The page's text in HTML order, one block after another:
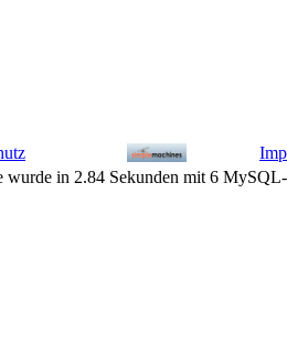
wurde in 2.84 Sekunden mit 6